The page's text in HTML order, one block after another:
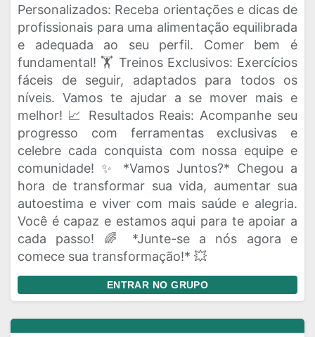
Personalizados: Receba orientações e dicas de
profissionais para uma alimentação equilibrada
e adequada ao seu perfil. Comer bem é
fundamental! 🏋️ Treinos Exclusivos: Exercícios
fáceis de seguir, adaptados para todos os
níveis. Vamos te ajudar a se mover mais e
melhor! 📈 Resultados Reais: Acompanhe seu
progresso com ferramentas exclusivas e
celebre cada conquista com nossa equipe e
comunidade! ✨ *Vamos Juntos?* Chegou a
hora de transformar sua vida, aumentar sua
autoestima e viver com mais saúde e alegria.
Você é capaz e estamos aqui para te apoiar a
cada passo! 🌈 *Junte-se a nós agora e
comece sua transformação!* 💥
ENTRAR NO GRUPO